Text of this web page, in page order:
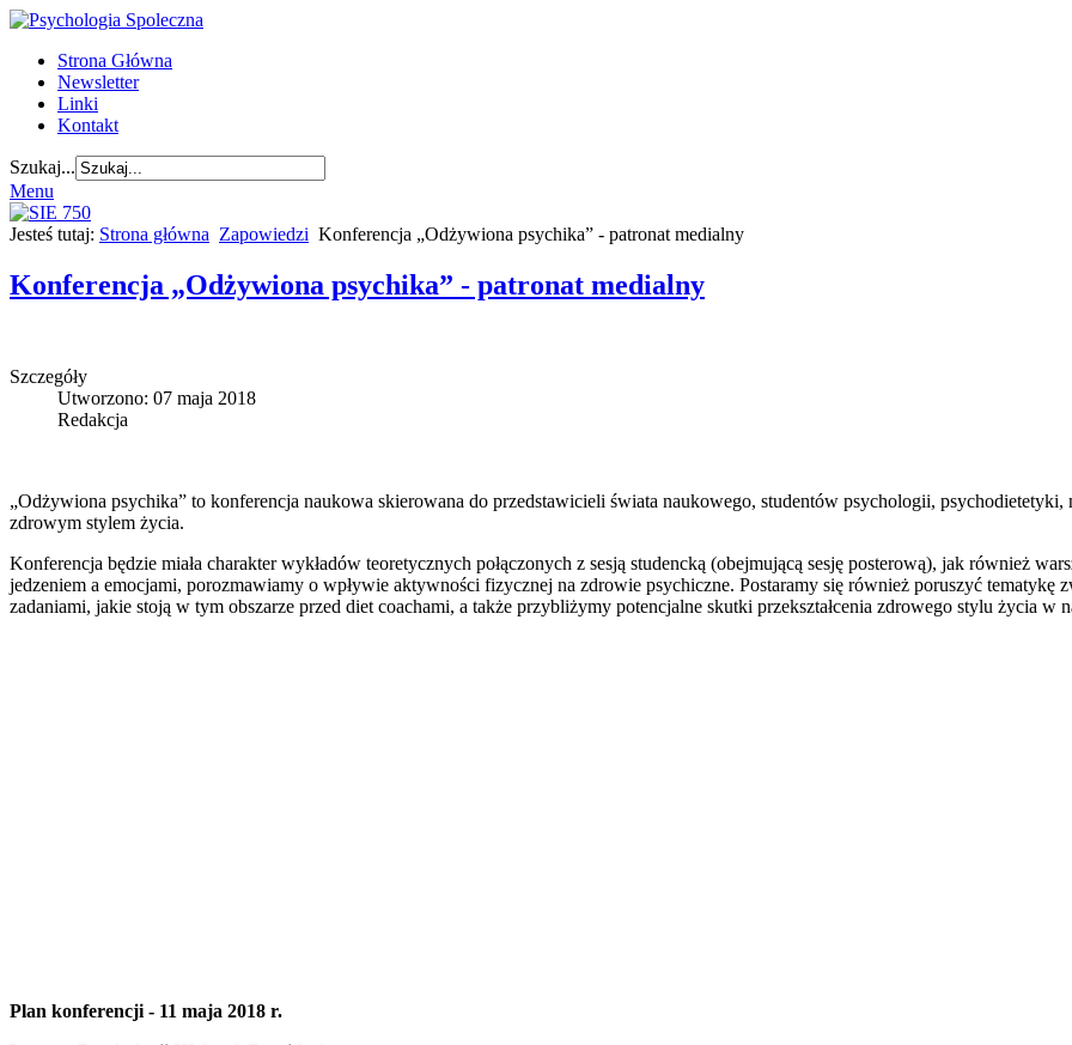
Strona Główna
Newsletter
Linki
Kontakt
Szukaj...
Menu
Jesteś tutaj: Strona główna Zapowiedzi Konferencja „Odżywiona psychika” - patronat medialny
Konferencja „Odżywiona psychika” - patronat medialny
Szczegóły
Utworzono: 07 maja 2018
Redakcja
„Odżywiona psychika” to konferencja naukowa skierowana do przedstawicieli świata naukowego, studentów psychologii,
zdrowym stylem życia.
Konferencja będzie miała charakter wykładów teoretycznych połączonych z sesją studencką (obejmującą sesję posterową), jak również
jedzeniem a emocjami, porozmawiamy o wpływie aktywności fizycznej na zdrowie psychiczne. Postaramy się również poruszyć tematykę
zadaniami, jakie stoją w tym obszarze przed diet coachami, a także przybliżymy potencjalne skutki przekształcenia zdrowego stylu życia w
Plan konferencji - 11 maja 2018 r.